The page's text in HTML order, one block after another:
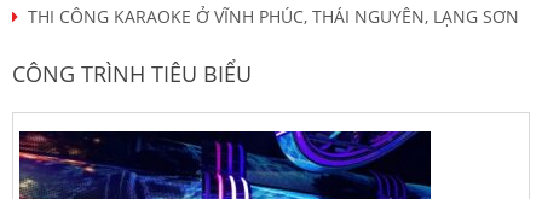
THI CÔNG KARAOKE Ở VĨNH PHÚC, THÁI NGUYÊN, LẠNG SƠN
CÔNG TRÌNH TIÊU BIỂU